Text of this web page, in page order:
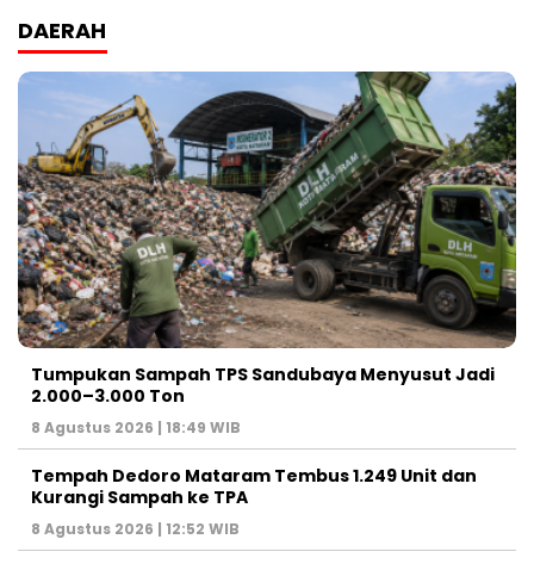
DAERAH
Tumpukan Sampah TPS Sandubaya Menyusut Jadi
2.000–3.000 Ton
8 Agustus 2026 | 18:49 WIB
Tempah Dedoro Mataram Tembus 1.249 Unit dan
Kurangi Sampah ke TPA
8 Agustus 2026 | 12:52 WIB